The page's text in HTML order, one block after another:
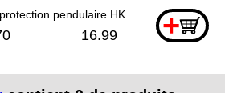
pendulaire HK 85 +
16.99